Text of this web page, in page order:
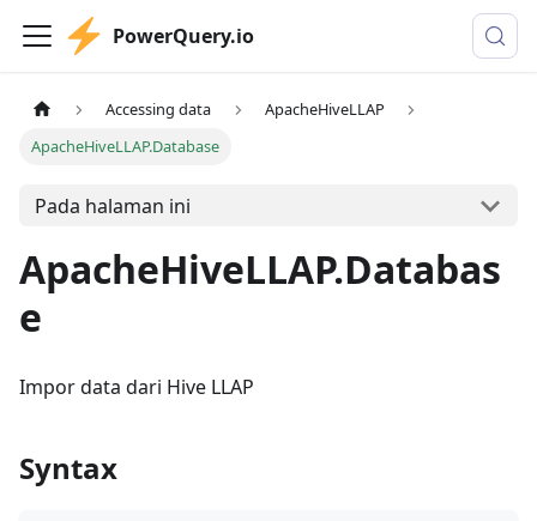
PowerQuery.io
Accessing data
ApacheHiveLLAP
ApacheHiveLLAP.Database
Pada halaman ini
ApacheHiveLLAP.Databas
e
Impor data dari Hive LLAP
Syntax